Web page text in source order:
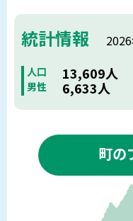
統計情報
人口 13,609人
男性 6,633人
町の